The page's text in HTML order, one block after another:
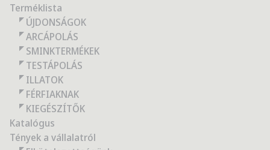
Terméklista
ÚJDONSÁGOK
ARCÁPOLÁS
SMINKTERMÉKEK
TESTÁPOLÁS
ILLATOK
FÉRFIAKNAK
KIEGÉSZÍTŐK
Katalógus
Tények a vállalatról